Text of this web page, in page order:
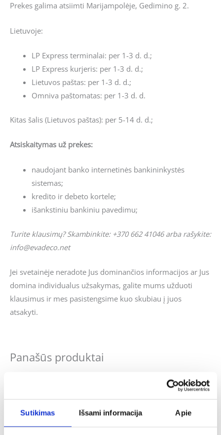
Sutikimas Išsami informacija Apie
Prekes galima atsiimti Marijampolėje, Gedimino g. 2.
Lietuvoje:
LP Express terminalai: per 1-3 d. d.;
LP Express kurjeris: per 1-3 d. d.;
Lietuvos paštas: per 1-3 d. d.;
Omniva paštomatas: per 1-3 d. d.
Kitas šalis (Lietuvos paštas): per 5-14 d. d.;
Atsiskaitymas už prekes:
naudojant banko internetinės bankininkystės
sistemas;
kredito ir debeto kortele;
išankstiniu bankiniu pavedimu;
Turite klausimų? Skambinkite: +370 662 41046 arba rašykite:
info@evadeco.net
Jei svetainėje neradote Jus dominančios informacijos ar Jus
domina individualus užsakymas, galite mums užduoti
klausimus ir mes pasistengsime kuo skubiau į juos
atsakyti.
Panašūs produktai